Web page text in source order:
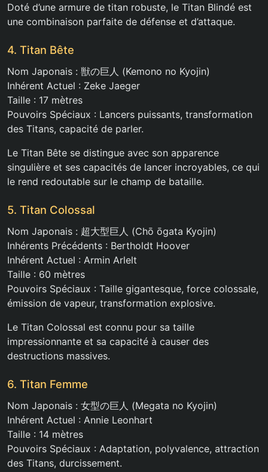
Doté d’une armure de titan robuste, le Titan Blindé est
une combinaison parfaite de défense et d’attaque.
4. Titan Bête
Nom Japonais : 獣の巨人 (Kemono no Kyojin)
Inhérent Actuel : Zeke Jaeger
Taille : 17 mètres
Pouvoirs Spéciaux : Lancers puissants, transformation
des Titans, capacité de parler.
Le Titan Bête se distingue avec son apparence
singulière et ses capacités de lancer incroyables, ce qui
le rend redoutable sur le champ de bataille.
5. Titan Colossal
Nom Japonais : 超大型巨人 (Chō ōgata Kyojin)
Inhérents Précédents : Bertholdt Hoover
Inhérent Actuel : Armin Arlelt
Taille : 60 mètres
Pouvoirs Spéciaux : Taille gigantesque, force colossale,
émission de vapeur, transformation explosive.
Le Titan Colossal est connu pour sa taille
impressionnante et sa capacité à causer des
destructions massives.
6. Titan Femme
Nom Japonais : 女型の巨人 (Megata no Kyojin)
Inhérent Actuel : Annie Leonhart
Taille : 14 mètres
Pouvoirs Spéciaux : Adaptation, polyvalence, attraction
des Titans, durcissement.